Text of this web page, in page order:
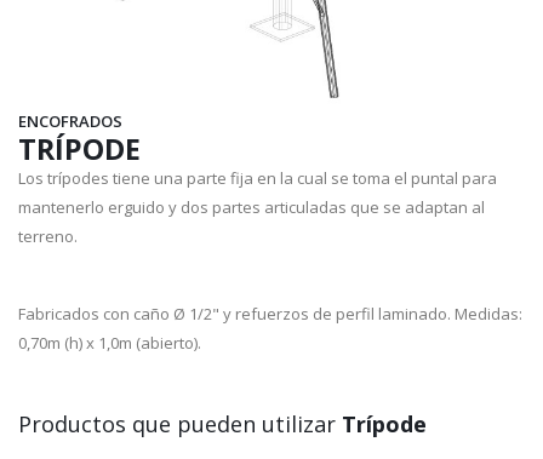
ENCOFRADOS
TRÍPODE
Los trípodes tiene una parte fija en la cual se toma el puntal para
mantenerlo erguido y dos partes articuladas que se adaptan al
terreno.
Fabricados con caño Ø 1/2" y refuerzos de perfil laminado. Medidas:
0,70m (h) x 1,0m (abierto).
Productos que pueden utilizar Trípode